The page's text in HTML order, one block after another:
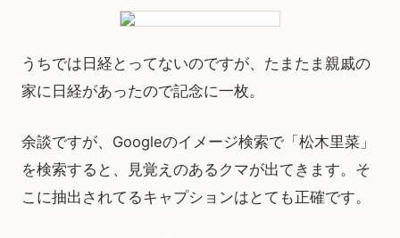
うちでは日経とってないのですが、たまたま親戚の
家に日経があったので記念に一枚。
余談ですが、Googleのイメージ検索で「松木里菜」
を検索すると、見覚えのあるクマが出てきます。そ
こに抽出されてるキャプションはとても正確です。